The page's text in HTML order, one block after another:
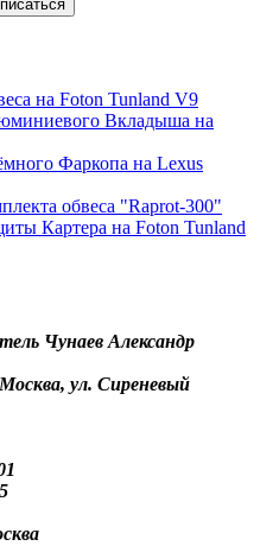
на Foton Tunland V9
Вкладыша на
Фаркопа на Lexus
обвеса "Raprot-300"
Картера на Foton Tunland
Чунаев Александр
ул. Сиреневый